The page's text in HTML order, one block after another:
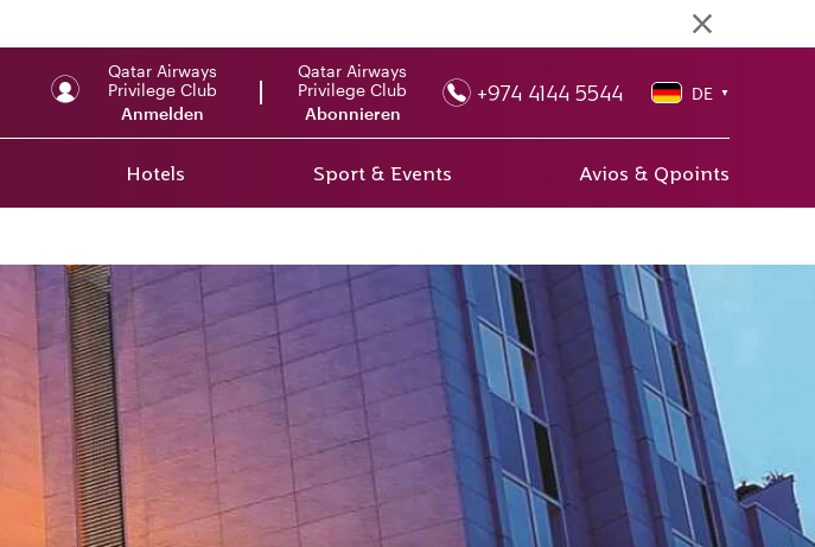
Qatar Airways
Privilege Club
Anmelden
Qatar Airways
Privilege Club
Abonnieren
+974 4144 5544 DE ▼
Hotels Sport & Events Avios & Qpoints